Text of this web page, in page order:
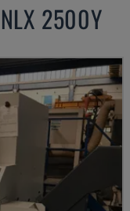
NLX 2500Y